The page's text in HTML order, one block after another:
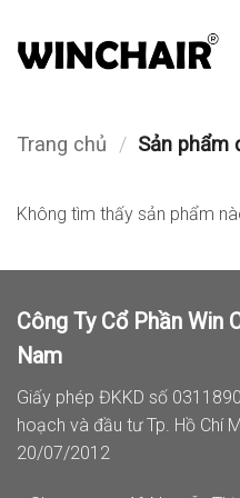
qua
Trang chủ / Sản phẩm
Không tìm thấy sản phẩm
Công Ty Cổ Phần Win
Nam
Giấy phép ĐKKD số
hoạch và đầu tư Tp. Hồ Chí
20/07/2012